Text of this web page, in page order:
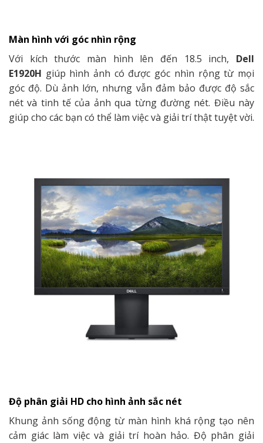
Màn hình với góc nhìn rộng
Với kích thước màn hình lên đến 18.5 inch, Dell
E1920H giúp hình ảnh có được góc nhìn rộng từ mọi
góc độ. Dù ảnh lớn, nhưng vẫn đảm bảo được độ sắc
nét và tinh tế của ảnh qua từng đường nét. Điều này
giúp cho các bạn có thể làm việc và giải trí thật tuyệt vời.
Độ phân giải HD cho hình ảnh sắc nét
Khung ảnh sống động từ màn hình khá rộng tạo nên
cảm giác làm việc và giải trí hoàn hảo. Độ phân giải